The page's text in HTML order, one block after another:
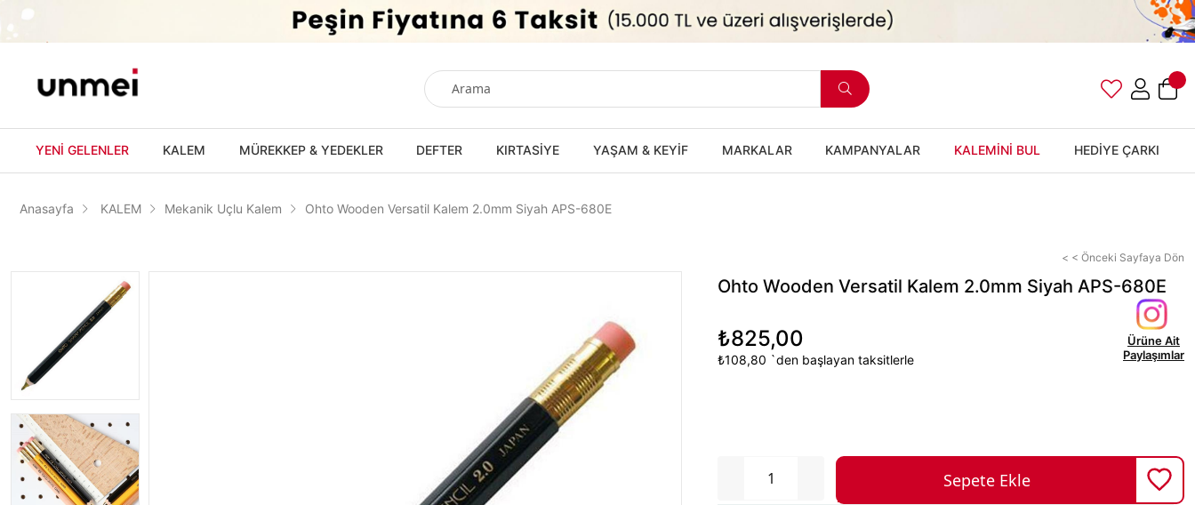
YENİ GELENLER KALEM MÜREKKEP & YEDEKLER DEFTER KIRTASİYE YAŞAM & KEYİF MARKALAR KAMPANYALAR KALEMİNİ BUL HEDİYE ÇARKI
Anasayfa KALEM Mekanik Uçlu Kalem Ohto Wooden Versatil Kalem 2.0mm Siyah APS-680E
< < Önceki Sayfaya Dön
Ohto Wooden Versatil Kalem 2.0mm Siyah APS-680E
₺825,00
₺108,80 `den başlayan taksitlerle
Ürüne Ait
Paylaşımlar